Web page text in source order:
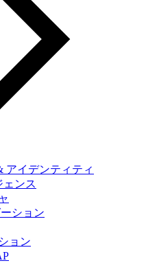
アイデンティティ
ェンス
ション
ョン